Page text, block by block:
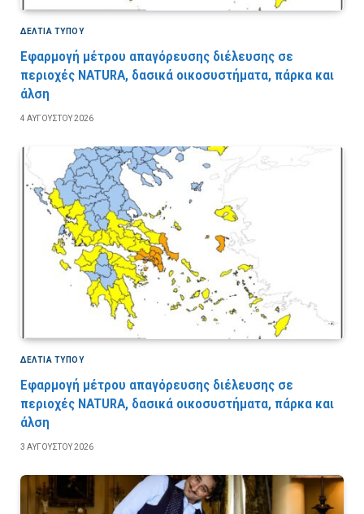
ΔΕΛΤΙΑ ΤΥΠΟΥ
Εφαρμογή μέτρου απαγόρευσης διέλευσης σε
περιοχές NATURA, δασικά οικοσυστήματα, πάρκα και
άλση
4 ΑΥΓΟΎΣΤΟΥ 2026
ΔΕΛΤΙΑ ΤΥΠΟΥ
Εφαρμογή μέτρου απαγόρευσης διέλευσης σε
περιοχές NATURA, δασικά οικοσυστήματα, πάρκα και
άλση
3 ΑΥΓΟΎΣΤΟΥ 2026